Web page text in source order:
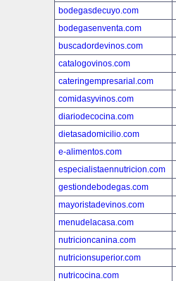
bodegasdecuyo.com
bodegasenventa.com
buscadordevinos.com
catalogovinos.com
cateringempresarial.com
comidasyvinos.com
diariodecocina.com
dietasadomicilio.com
e-alimentos.com
especialistaennutricion.com
gestiondebodegas.com
mayoristadevinos.com
menudelacasa.com
nutricioncanina.com
nutricionsuperior.com
nutricocina.com